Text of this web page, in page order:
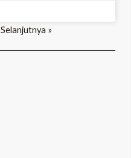
Selanjutnya »